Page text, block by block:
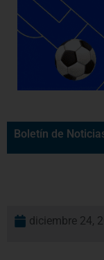
Boletín de
diciembre 24,